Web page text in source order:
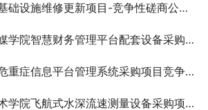
设施维修更新项目-竞争性磋商公告￼
智慧财务管理平台配套设备采购项目磋商公告
信息平台管理系统采购项目竞争性磋商公告￼
航式水深流速测量设备采购项目竞争性磋商公告